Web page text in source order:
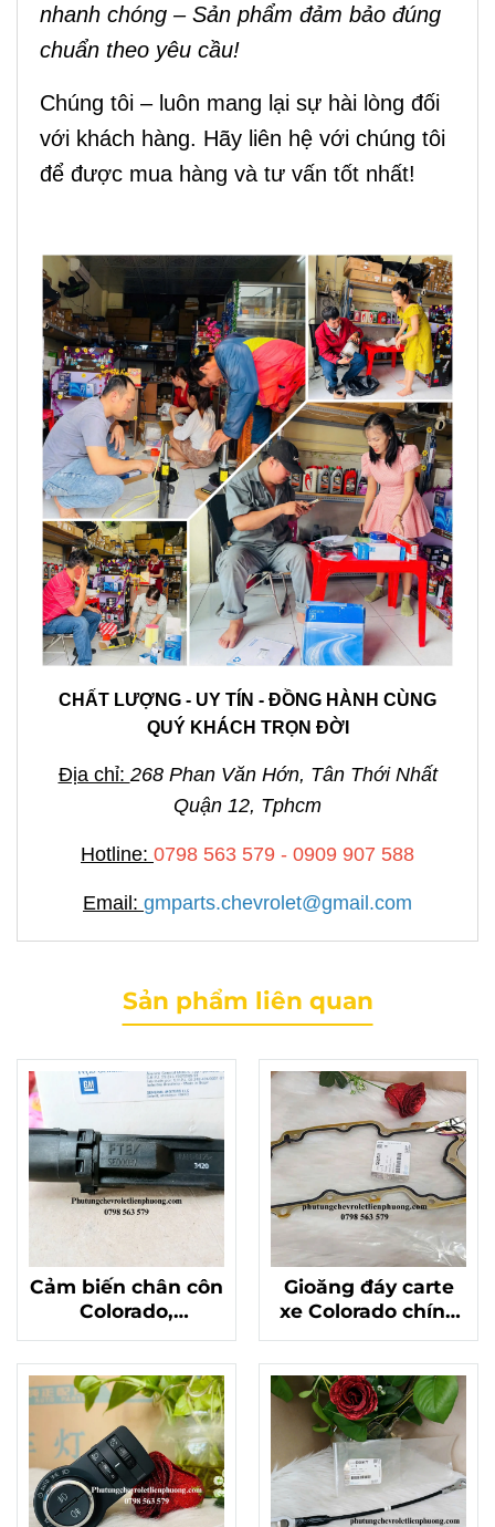
nhanh chóng – Sản phẩm đảm bảo đúng
chuẩn theo yêu cầu!
Chúng tôi – luôn mang lại sự hài lòng đối
với khách hàng. Hãy liên hệ với chúng tôi
để được mua hàng và tư vấn tốt nhất!
CHẤT LƯỢNG - UY TÍN - ĐỒNG HÀNH CÙNG
QUÝ KHÁCH TRỌN ĐỜI
Địa chỉ: 268 Phan Văn Hớn, Tân Thới Nhất
Quận 12, Tphcm
Hotline: 0798 563 579 - 0909 907 588
Email: gmparts.chevrolet@gmail.com
Sản phẩm liên quan
Cảm biến chân côn
Colorado,
Traiblazer chính
hãng 24583481
Gioăng đáy carte
xe Colorado chính
hãng mã 12629737